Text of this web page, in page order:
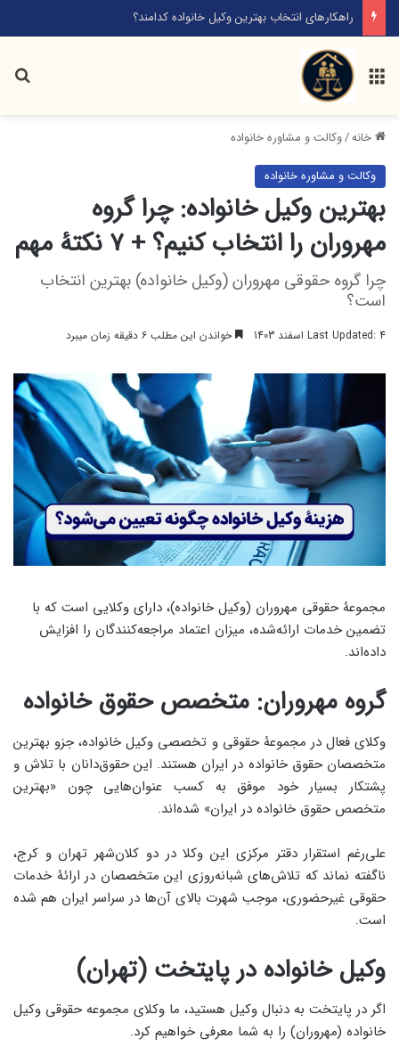
راهکارهای انتخاب بهترین وکیل خانواده کدامند؟
خانه/وکالت و مشاوره خانواده
وکالت و مشاوره خانواده
بهترین وکیل خانواده: چرا گروه
مهروران را انتخاب کنیم؟ + ۷ نکتۀ مهم
چرا گروه حقوقی مهروران (وکیل خانواده) بهترین انتخاب
است؟
Last Updated: 4 اسفند 1403 خواندن این مطلب ۶ دقیقه زمان میبرد
مجموعۀ حقوقی مهروران (وکیل خانواده)، دارای وکلایی است که با
تضمین خدمات ارائه‌شده، میزان اعتماد مراجعه‌کنندگان را افزایش
داده‌اند.
گروه مهروران: متخصص حقوق خانواده
وکلای فعال در مجموعۀ حقوقی و تخصصی وکیل خانواده، جزو بهترین
متخصصان حقوق خانواده در ایران هستند. این حقوق‌دانان با تلاش و
پشتکار بسیار خود موفق به کسب عنوان‌هایی چون «بهترین
متخصص حقوق خانواده در ایران» شده‌اند.
علی‌رغم استقرار دقتر مرکزی این وکلا در دو کلان‌شهر تهران و کرج،
ناگفته نماند که تلاش‌های شبانه‌روزی این متخصصان در ارائۀ خدمات
حقوقی غیرحضوری، موجب شهرت بالای آن‌ها در سراسر ایران هم شده
است.
وکیل خانواده در پایتخت (تهران)
اگر در پایتخت به دنبال وکیل هستید، ما وکلای مجموعه حقوقی وکیل
خانواده (مهروران) را به شما معرفی خواهیم کرد.